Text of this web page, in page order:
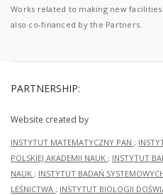
Works related to making new
also co-financed by the Partners.
PARTNERSHIP:
Website created by
INSTYTUT MATEMATYCZNY PAN ;
POLSKIEJ AKADEMII NAUK ; INSTYTUT
NAUK ; INSTYTUT BADAŃ
LEŚNICTWA ; INSTYTUT BIOLOGII